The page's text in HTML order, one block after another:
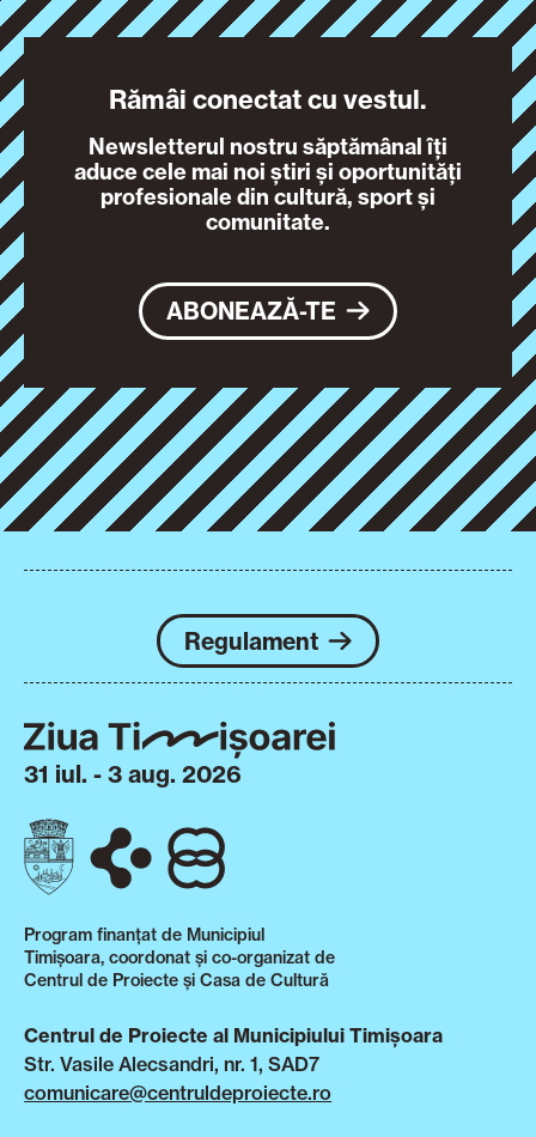
Rămâi conectat cu vestul.
Newsletterul nostru săptămânal îți
aduce cele mai noi știri și oportunități
profesionale din cultură, sport și
comunitate.
ABONEAZĂ-TE
Regulament
31 iul. - 3 aug. 2026
Program finanțat de Municipiul
Timișoara, coordonat și co-organizat de
Centrul de Proiecte și Casa de Cultură
Centrul de Proiecte al Municipiului Timișoara
Str. Vasile Alecsandri, nr. 1, SAD7
comunicare@centruldeproiecte.ro